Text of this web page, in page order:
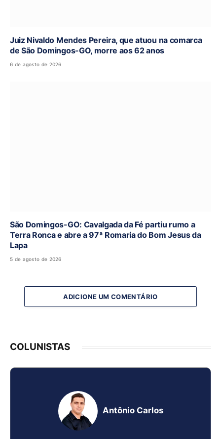
Juiz Nivaldo Mendes Pereira, que atuou na comarca
de São Domingos-GO, morre aos 62 anos
6 de agosto de 2026
São Domingos-GO: Cavalgada da Fé partiu rumo a
Terra Ronca e abre a 97ª Romaria do Bom Jesus da
Lapa
5 de agosto de 2026
ADICIONE UM COMENTÁRIO
COLUNISTAS
Antônio Carlos